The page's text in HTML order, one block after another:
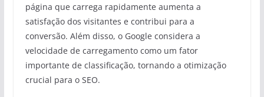
página que carrega rapidamente aumenta a
satisfação dos visitantes e contribui para a
conversão. Além disso, o Google considera a
velocidade de carregamento como um fator
importante de classificação, tornando a otimização
crucial para o SEO.